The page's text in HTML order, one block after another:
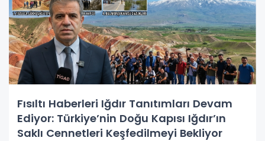
Fısıltı Haberleri Iğdır Tanıtımları Devam
Ediyor: Türkiye’nin Doğu Kapısı Iğdır’ın
Saklı Cennetleri Keşfedilmeyi Bekliyor